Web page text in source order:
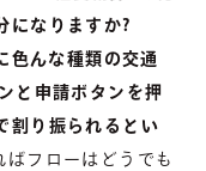
になりますか?
色んな種類の交通
と申請ボタンを押
割り振られるとい
ばフローはどうでも